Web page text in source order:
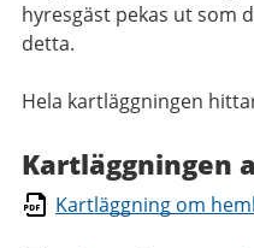
hyresgäst pekas ut som
detta.
Hela kartläggningen
Kartläggningen
Kartläggning om